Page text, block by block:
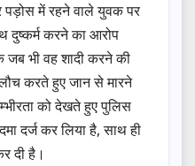
पड़ोस में रहने वाले युवक पर
दुष्कर्म करने का आरोप
जब भी वह शादी करने की
करते हुए जान से मारने
को देखते हुए पुलिस
दर्ज कर लिया है, साथ ही
दी है।